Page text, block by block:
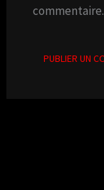
commentaire.